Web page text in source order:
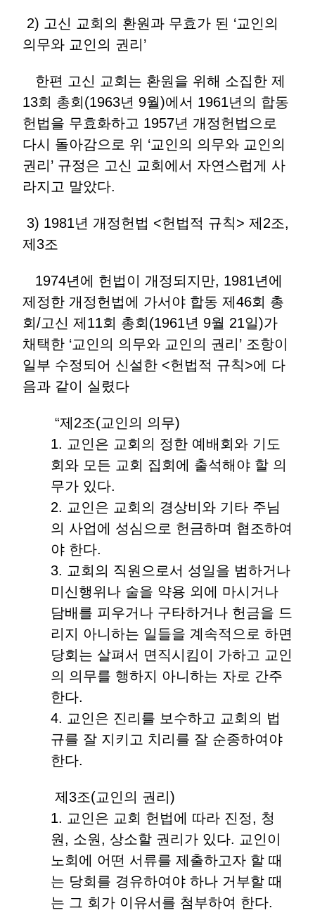
2) 고신 교회의 환원과 무효가 된 ‘교인의
의무와 교인의 권리’
한편 고신 교회는 환원을 위해 소집한 제
13회 총회(1963년 9월)에서 1961년의 합동
헌법을 무효화하고 1957년 개정헌법으로
다시 돌아감으로 위 ‘교인의 의무와 교인의
권리’ 규정은 고신 교회에서 자연스럽게 사
라지고 말았다.
3) 1981년 개정헌법 <헌법적 규칙> 제2조,
제3조
1974년에 헌법이 개정되지만, 1981년에
제정한 개정헌법에 가서야 합동 제46회 총
회/고신 제11회 총회(1961년 9월 21일)가
채택한 ‘교인의 의무와 교인의 권리’ 조항이
일부 수정되어 신설한 <헌법적 규칙>에 다
음과 같이 실렸다
“제2조(교인의 의무)
1. 교인은 교회의 정한 예배회와 기도
회와 모든 교회 집회에 출석해야 할 의
무가 있다.
2. 교인은 교회의 경상비와 기타 주님
의 사업에 성심으로 헌금하며 협조하여
야 한다.
3. 교회의 직원으로서 성일을 범하거나
미신행위나 술을 약용 외에 마시거나
담배를 피우거나 구타하거나 헌금을 드
리지 아니하는 일들을 계속적으로 하면
당회는 살펴서 면직시킴이 가하고 교인
의 의무를 행하지 아니하는 자로 간주
한다.
4. 교인은 진리를 보수하고 교회의 법
규를 잘 지키고 치리를 잘 순종하여야
한다.
제3조(교인의 권리)
1. 교인은 교회 헌법에 따라 진정, 청
원, 소원, 상소할 권리가 있다. 교인이
노회에 어떤 서류를 제출하고자 할 때
는 당회를 경유하여야 하나 거부할 때
는 그 회가 이유서를 첨부하여 한다.